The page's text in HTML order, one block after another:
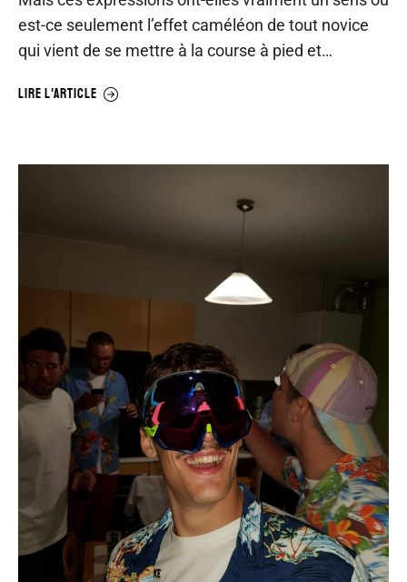
est-ce seulement l’effet caméléon de tout novice
qui vient de se mettre à la course à pied et…
LIRE L'ARTICLE